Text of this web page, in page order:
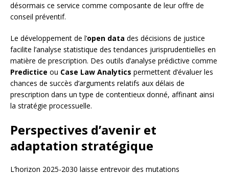
désormais ce service comme composante de leur offre de
conseil préventif.
Le développement de l’open data des décisions de justice
facilite l’analyse statistique des tendances jurisprudentielles en
matière de prescription. Des outils d’analyse prédictive comme
Predictice ou Case Law Analytics permettent d’évaluer les
chances de succès d’arguments relatifs aux délais de
prescription dans un type de contentieux donné, affinant ainsi
la stratégie processuelle.
Perspectives d’avenir et
adaptation stratégique
L’horizon 2025-2030 laisse entrevoir des mutations